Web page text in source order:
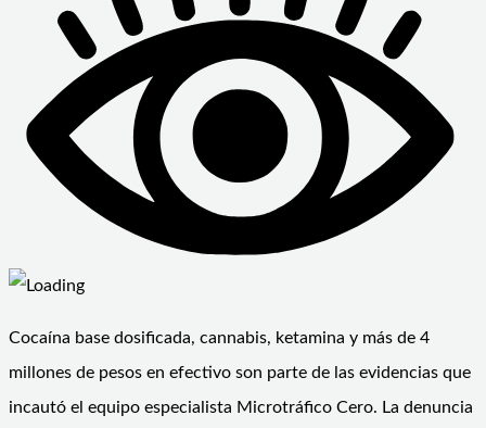
Cocaína base dosificada, cannabis, ketamina y más de 4
millones de pesos en efectivo son parte de las evidencias que
incautó el equipo especialista Microtráfico Cero. La denuncia